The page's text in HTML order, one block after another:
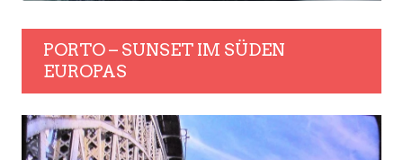
PORTO – SUNSET IM SÜDEN
EUROPAS